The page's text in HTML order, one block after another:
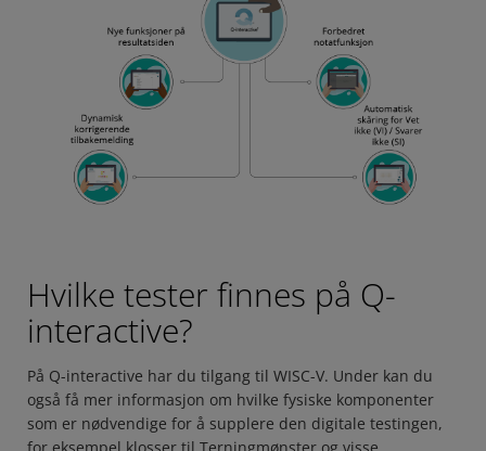
Hvilke tester finnes på Q-
interactive?
På Q-interactive har du tilgang til WISC-V. Under kan du
også få mer informasjon om hvilke fysiske komponenter
som er nødvendige for å supplere den digitale testingen,